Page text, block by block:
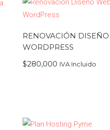
RENOVACIÓN
WORDPRESS
$280,000 IVA Incluido